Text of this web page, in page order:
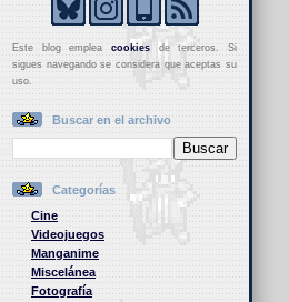
Este blog empleacookies de terceros. Si
sigues navegando se considera que aceptas su
uso.
Buscar en el archivo
Categorías
Cine
Videojuegos
Manganime
Miscelánea
Fotografía